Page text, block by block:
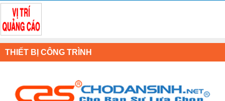
THIẾT BỊ CÔNG TRÌNH